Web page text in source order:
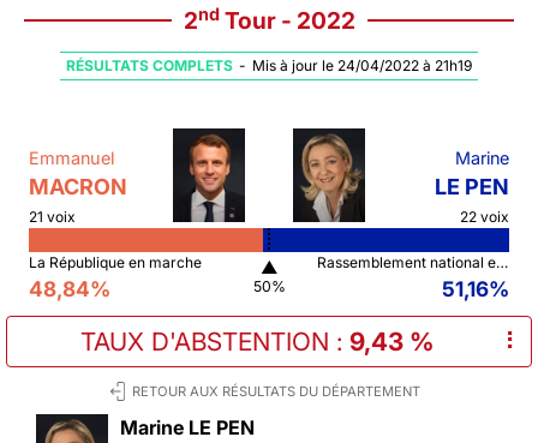
2ndTour - 2022
RÉSULTATS COMPLETS - Mis à jour le 24/04/2022 à 21h19
Emmanuel
MACRON
21 voix
Marine
LE PEN
22 voix
La République en marche
48,84%
▲
50%
Rassemblement national et ses alliés
51,16%
TAUX D'ABSTENTION : 9,43 % ⠇
RETOUR AUX RÉSULTATS DU DÉPARTEMENT
Marine LE PEN